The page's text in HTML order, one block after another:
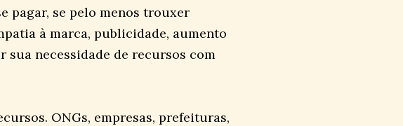
pagar, se pelo menos trouxer
à marca, publicidade, aumento
sua necessidade de recursos com
ONGs, empresas, prefeituras,